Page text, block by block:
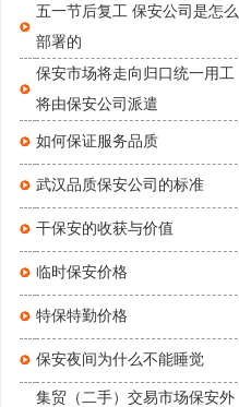
五一节后复工 保安公司是怎么
部署的
保安市场将走向归口统一用工
将由保安公司派遣
如何保证服务品质
武汉品质保安公司的标准
干保安的收获与价值
临时保安价格
特保特勤价格
保安夜间为什么不能睡觉
集贸（二手）交易市场保安外